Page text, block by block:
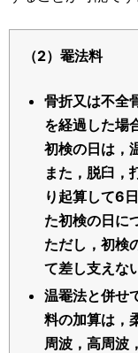
（2）罨法料
骨折又は不全
を経過した場
初検の日は，
また，脱臼，
り起算して6
た初検の日に
ただし，初検
て差し支えな
温罨法と併せ
料の加算は，
周波，高周波